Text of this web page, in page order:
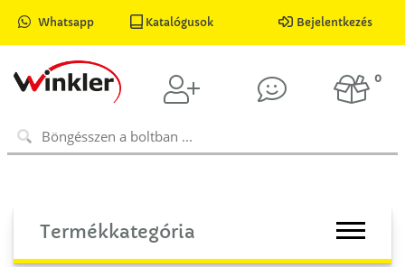
Whatsapp Katalógusok Bejelentkezés
0
Termékkategória